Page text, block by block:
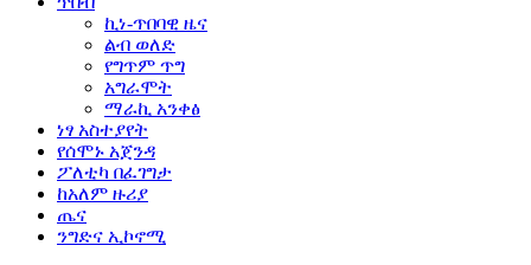
ኪነ-ጥበባዊ ዜና
ልብ ወለድ
የግጥም ጥግ
አግራሞት
ማራኪ አንቀፅ
ነፃ አስተያየት
የሰሞኑ አጀንዳ
ፖለቲካ በፈገግታ
ከአለም ዙሪያ
ጤና
ንግድና ኢኮኖሚ